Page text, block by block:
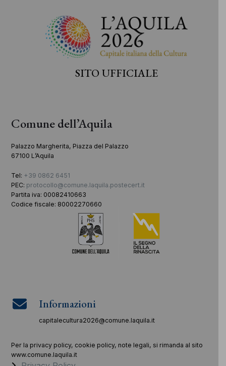
SITO UFFICIALE
Comune dell’Aquila
Palazzo Margherita, Piazza del Palazzo
67100 L’Aquila
Tel: +39 0862 6451
PEC: protocollo@comune.laquila.postecert.it
Partita iva: 00082410663
Codice fiscale: 80002270660
Informazioni
capitalecultura2026@comune.laquila.it
Per la privacy policy, cookie policy, note legali, si rimanda al sito
www.comune.laquila.it